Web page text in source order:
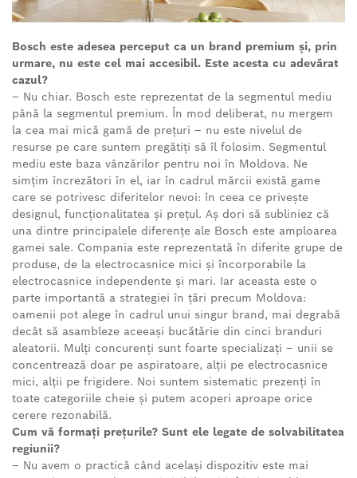
Bosch este adesea perceput ca un brand premium și, prin
urmare, nu este cel mai accesibil. Este acesta cu adevărat
cazul?
– Nu chiar. Bosch este reprezentat de la segmentul mediu
până la segmentul premium. În mod deliberat, nu mergem
la cea mai mică gamă de prețuri – nu este nivelul de
resurse pe care suntem pregătiți să îl folosim. Segmentul
mediu este baza vânzărilor pentru noi în Moldova. Ne
simțim încrezători în el, iar în cadrul mărcii există game
care se potrivesc diferitelor nevoi: în ceea ce privește
designul, funcționalitatea și prețul. Aș dori să subliniez că
una dintre principalele diferențe ale Bosch este amploarea
gamei sale. Compania este reprezentată în diferite grupe de
produse, de la electrocasnice mici și încorporabile la
electrocasnice independente și mari. Iar aceasta este o
parte importantă a strategiei în țări precum Moldova:
oamenii pot alege în cadrul unui singur brand, mai degrabă
decât să asambleze aceeași bucătărie din cinci branduri
aleatorii. Mulți concurenți sunt foarte specializați – unii se
concentrează doar pe aspiratoare, alții pe electrocasnice
mici, alții pe frigidere. Noi suntem sistematic prezenți în
toate categoriile cheie și putem acoperi aproape orice
cerere rezonabilă.
Cum vă formați prețurile? Sunt ele legate de solvabilitatea
regiunii?
– Nu avem o practică când același dispozitiv este mai